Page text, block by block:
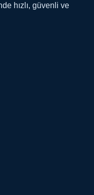
hızlı, güvenli ve